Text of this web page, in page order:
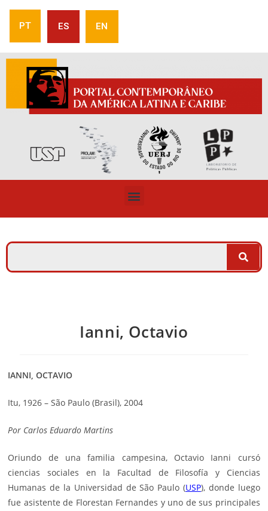
PT ES EN
Ianni, Octavio
IANNI, OCTAVIO
Itu, 1926 – São Paulo (Brasil), 2004
Por Carlos Eduardo Martins
Oriundo de una familia campesina, Octavio Ianni cursó
ciencias sociales en la Facultad de Filosofía y Ciencias
Humanas de la Universidad de São Paulo (USP), donde luego
fue asistente de Florestan Fernandes y uno de sus principales